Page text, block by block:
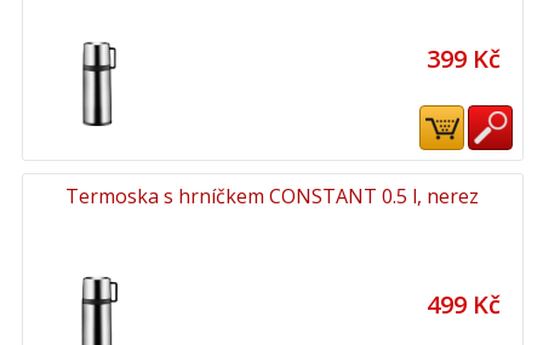
399 Kč
Termoska s hrníčkem CONSTANT 0.5 l, nerez
499 Kč